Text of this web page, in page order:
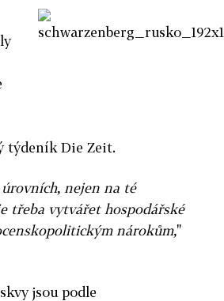
týdeník Die Zeit.
nejen na té
třeba vytvářet hospodářské
nárokům,"
jsou podle